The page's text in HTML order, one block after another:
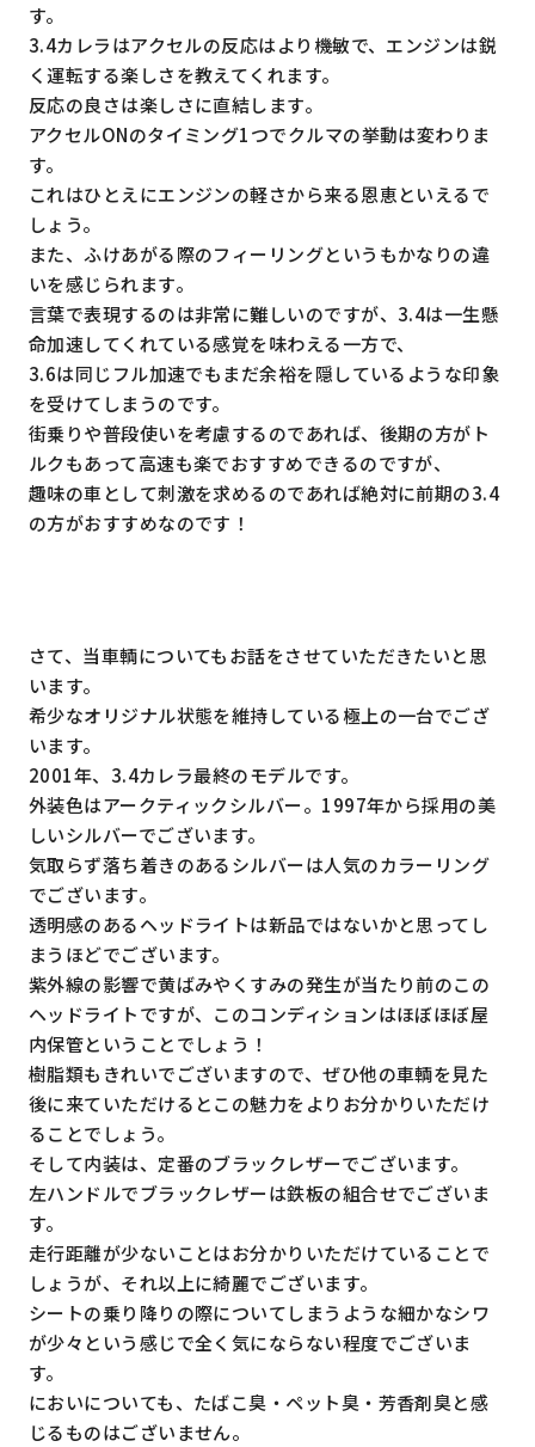
す。
3.4カレラはアクセルの反応はより機敏で、エンジンは鋭
く運転する楽しさを教えてくれます。
反応の良さは楽しさに直結します。
アクセルONのタイミング1つでクルマの挙動は変わりま
す。
これはひとえにエンジンの軽さから来る恩恵といえるで
しょう。
また、ふけあがる際のフィーリングというもかなりの違
いを感じられます。
言葉で表現するのは非常に難しいのですが、3.4は一生懸
命加速してくれている感覚を味わえる一方で、
3.6は同じフル加速でもまだ余裕を隠しているような印象
を受けてしまうのです。
街乗りや普段使いを考慮するのであれば、後期の方がト
ルクもあって高速も楽でおすすめできるのですが、
趣味の車として刺激を求めるのであれば絶対に前期の3.4
の方がおすすめなのです！
さて、当車輌についてもお話をさせていただきたいと思
います。
希少なオリジナル状態を維持している極上の一台でござ
います。
2001年、3.4カレラ最終のモデルです。
外装色はアークティックシルバー。1997年から採用の美
しいシルバーでございます。
気取らず落ち着きのあるシルバーは人気のカラーリング
でございます。
透明感のあるヘッドライトは新品ではないかと思ってし
まうほどでございます。
紫外線の影響で黄ばみやくすみの発生が当たり前のこの
ヘッドライトですが、このコンディションはほぼほぼ屋
内保管ということでしょう！
樹脂類もきれいでございますので、ぜひ他の車輌を見た
後に来ていただけるとこの魅力をよりお分かりいただけ
ることでしょう。
そして内装は、定番のブラックレザーでございます。
左ハンドルでブラックレザーは鉄板の組合せでございま
す。
走行距離が少ないことはお分かりいただけていることで
しょうが、それ以上に綺麗でございます。
シートの乗り降りの際についてしまうような細かなシワ
が少々という感じで全く気にならない程度でございま
す。
においについても、たばこ臭・ペット臭・芳香剤臭と感
じるものはございません。